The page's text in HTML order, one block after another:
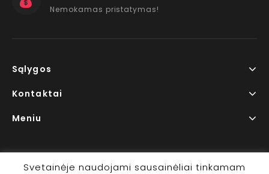
Nemokamas pristatymas!
Sąlygos
Kontaktai
Meniu
Svetainėje naudojami sausainėliai tinkamam